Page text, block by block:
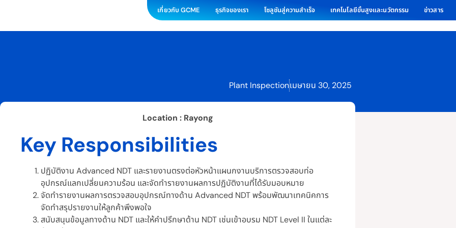
เกี่ยวกับ GCME ธุรกิจของเรา โซลูชันสู่ความสำเร็จ เทคโนโลยีขั้นสูงและนวัตกรรม ข่าวสาร
Plant Inspectionเมษายน 30, 2025
Location : Rayong
Key Responsibilities
ปฏิบัติงาน Advanced NDT และรายงานตรงต่อหัวหน้าแผนกงานบริการตรวจสอบท่อ
อุปกรณ์แลกเปลี่ยนความร้อน และจัดทำรายงานผลการปฏิบัติงานที่ได้รับมอบหมาย
จัดทำรายงานผลการตรวจสอบอุปกรณ์ทางด้าน Advanced NDT พร้อมพัฒนาเทคนิคการ
จัดทำสรุปรายงานให้ลูกค้าพึงพอใจ
สนับสนุนข้อมูลทางด้าน NDT และให้คำปรึกษาด้าน NDT เช่นเข้าอบรม NDT Level II ในแต่ละ